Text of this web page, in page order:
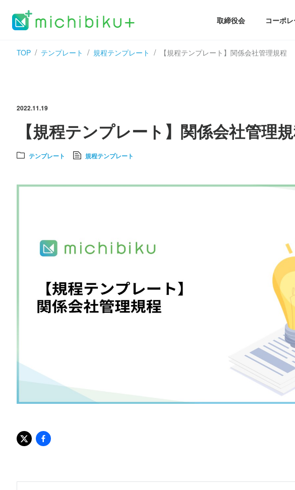
取締役会 コーポ
TOP テンプレート 規程テンプレート 【規程テンプレート】関係会社管理規程
2022.11.19
【規程テンプレート】関係会社管理
テンプレート 規程テンプレート